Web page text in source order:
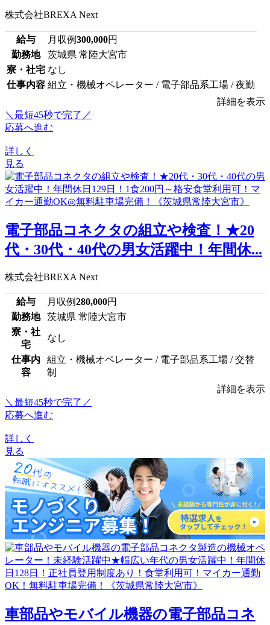
株式会社BREXA Next
給与 月収例300,000円
勤務地
茨城県 常陸大宮市
寮・社宅 なし
仕事内容 組立・機械オペレーター / 電子部品系工場 / 夜勤
詳細を表示
＼最短45秒で完了／
応募へ進む
詳しく
見る
電子部品コネクタの組立や検査！★20
代・30代・40代の男女活躍中！年間休...
株式会社BREXA Next
給与 月収例280,000円
勤務地
茨城県 常陸大宮市
寮・社
宅
なし
仕事内
容
組立・機械オペレーター / 電子部品系工場 / 交替
制
詳細を表示
＼最短45秒で完了／
応募へ進む
詳しく
見る
車部品やモバイル機器の電子部品コネ